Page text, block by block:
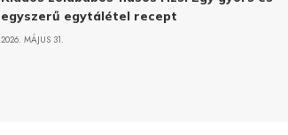
egyszerű egytálétel recept
2026. MÁJUS 31.